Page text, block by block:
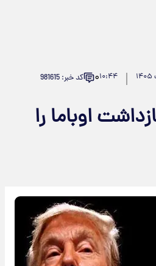
۱۰:۴۴۰ کد خبر: 981615
اوباما را